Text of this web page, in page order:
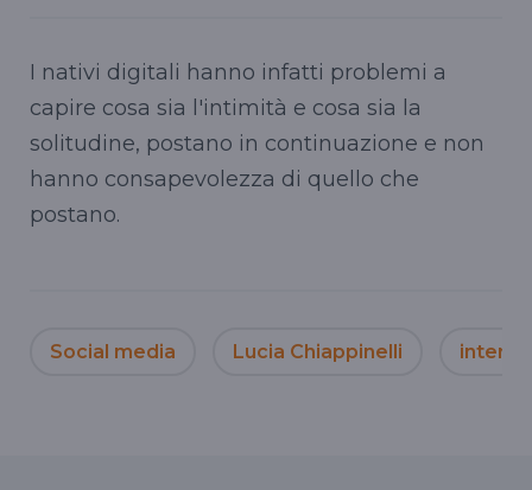
I nativi digitali hanno infatti problemi a
capire cosa sia l'intimità e cosa sia la
solitudine, postano in continuazione e non
hanno consapevolezza di quello che
postano.
Social media Lucia Chiappinelli